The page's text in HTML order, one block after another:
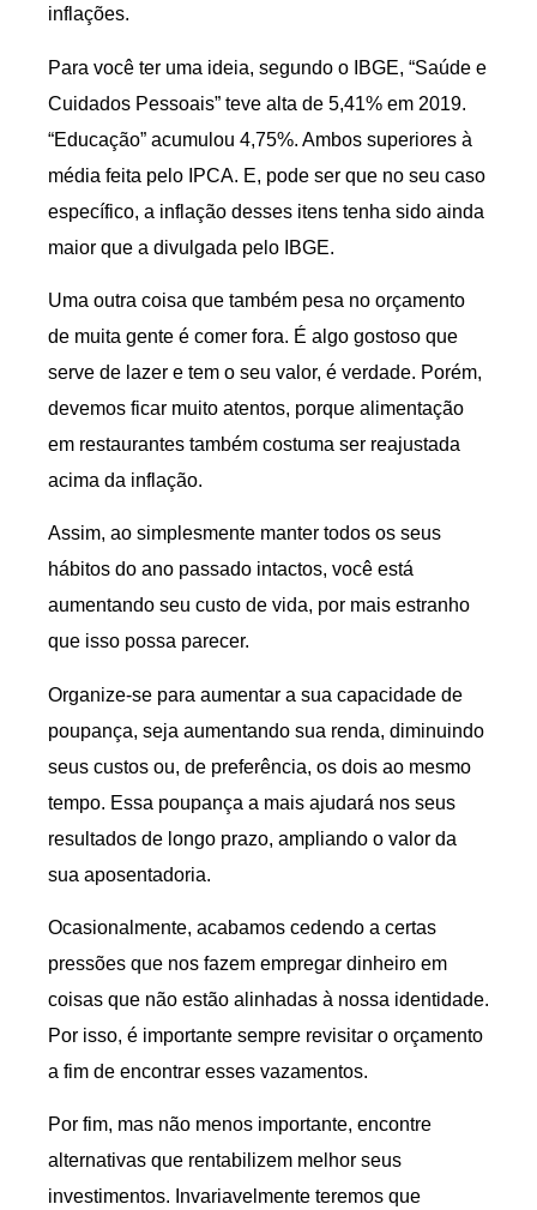
inflações.
Para você ter uma ideia, segundo o IBGE, “Saúde e
Cuidados Pessoais” teve alta de 5,41% em 2019.
“Educação” acumulou 4,75%. Ambos superiores à
média feita pelo IPCA. E, pode ser que no seu caso
específico, a inflação desses itens tenha sido ainda
maior que a divulgada pelo IBGE.
Uma outra coisa que também pesa no orçamento
de muita gente é comer fora. É algo gostoso que
serve de lazer e tem o seu valor, é verdade. Porém,
devemos ficar muito atentos, porque alimentação
em restaurantes também costuma ser reajustada
acima da inflação.
Assim, ao simplesmente manter todos os seus
hábitos do ano passado intactos, você está
aumentando seu custo de vida, por mais estranho
que isso possa parecer.
Organize-se para aumentar a sua capacidade de
poupança, seja aumentando sua renda, diminuindo
seus custos ou, de preferência, os dois ao mesmo
tempo. Essa poupança a mais ajudará nos seus
resultados de longo prazo, ampliando o valor da
sua aposentadoria.
Ocasionalmente, acabamos cedendo a certas
pressões que nos fazem empregar dinheiro em
coisas que não estão alinhadas à nossa identidade.
Por isso, é importante sempre revisitar o orçamento
a fim de encontrar esses vazamentos.
Por fim, mas não menos importante, encontre
alternativas que rentabilizem melhor seus
investimentos. Invariavelmente teremos que